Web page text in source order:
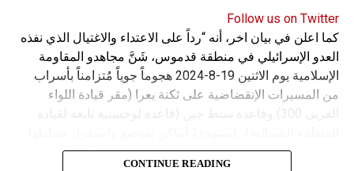
Follow us on Twitter
كما اعلن في بيان اخر، أنه “رداً على الاعتداء والاغتيال الذي نفذه
العدو الإسرائيلي في منطقة قدموس، شَنَّ مجاهدو المقاومة
الإسلامية يوم الاثنين 19-8-2024 هجوماً جوياً مُتزامناً بأسراب
من المسيرات الإنقضاضية على ثكنة يعرا (مقر قيادة اللواء
الغربي 300) وقاعدة سنط جين (قاعدة لوجستية تابعة لقيادة
وجنودها وأصابت أهدافها بدقة وأوقعت فيهم عدداً من القتلى
CONTINUE READING